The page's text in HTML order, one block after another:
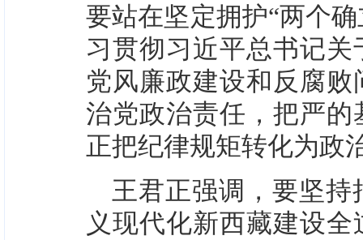
要站在坚定拥护“两个
习贯彻习近平总书记
党风廉政建设和反腐
治党政治责任，把严
正把纪律规矩转化为政
王君正强调，要坚
义现代化新西藏建设